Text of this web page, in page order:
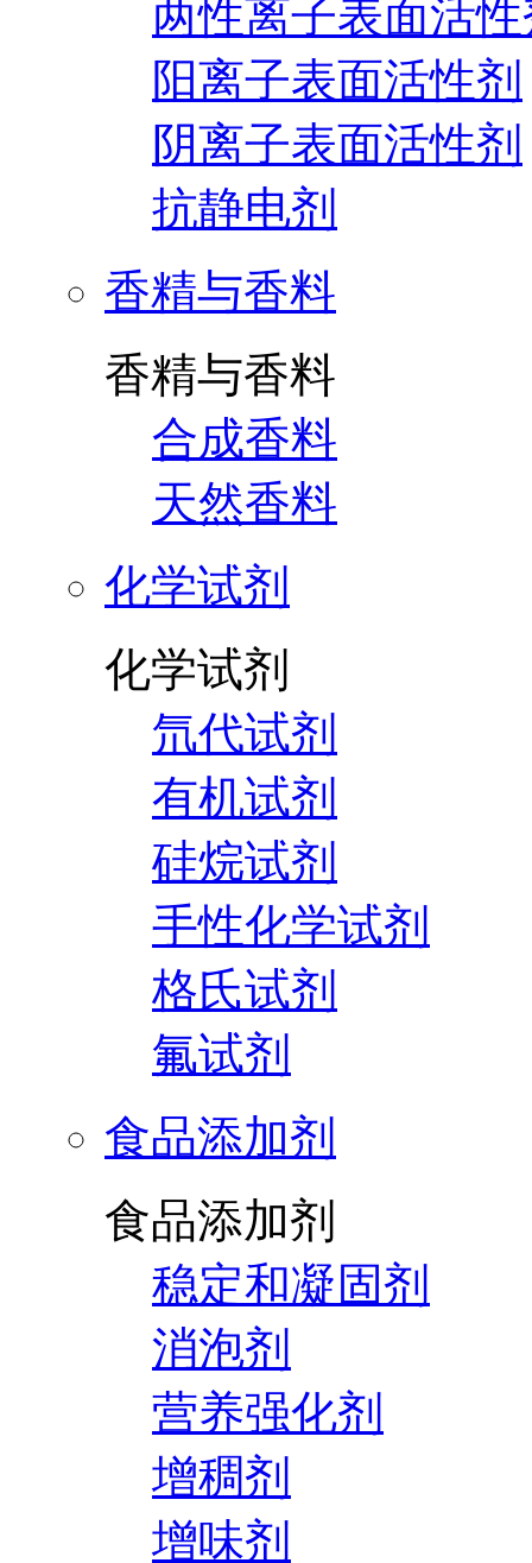
两性离子表面活
阳离子表面活性剂
阴离子表面活性剂
抗静电剂
香精与香料
香精与香料
合成香料
天然香料
化学试剂
化学试剂
氘代试剂
有机试剂
硅烷试剂
手性化学试剂
格氏试剂
氟试剂
食品添加剂
食品添加剂
稳定和凝固剂
消泡剂
营养强化剂
增稠剂
增味剂